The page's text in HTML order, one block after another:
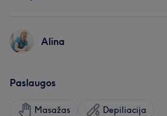
Alina
Paslaugos
Masažas Depiliacija